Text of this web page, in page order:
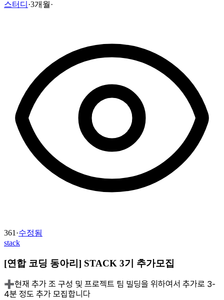
스터디 ·3개월·
361 ·수정됨
stack
[연합 코딩 동아리] STACK 3기 추가모집
➕현재 추가 조 구성 및 프로젝트 팀 빌딩을 위하여서 추가로 3-
4분 정도 추가 모집합니다